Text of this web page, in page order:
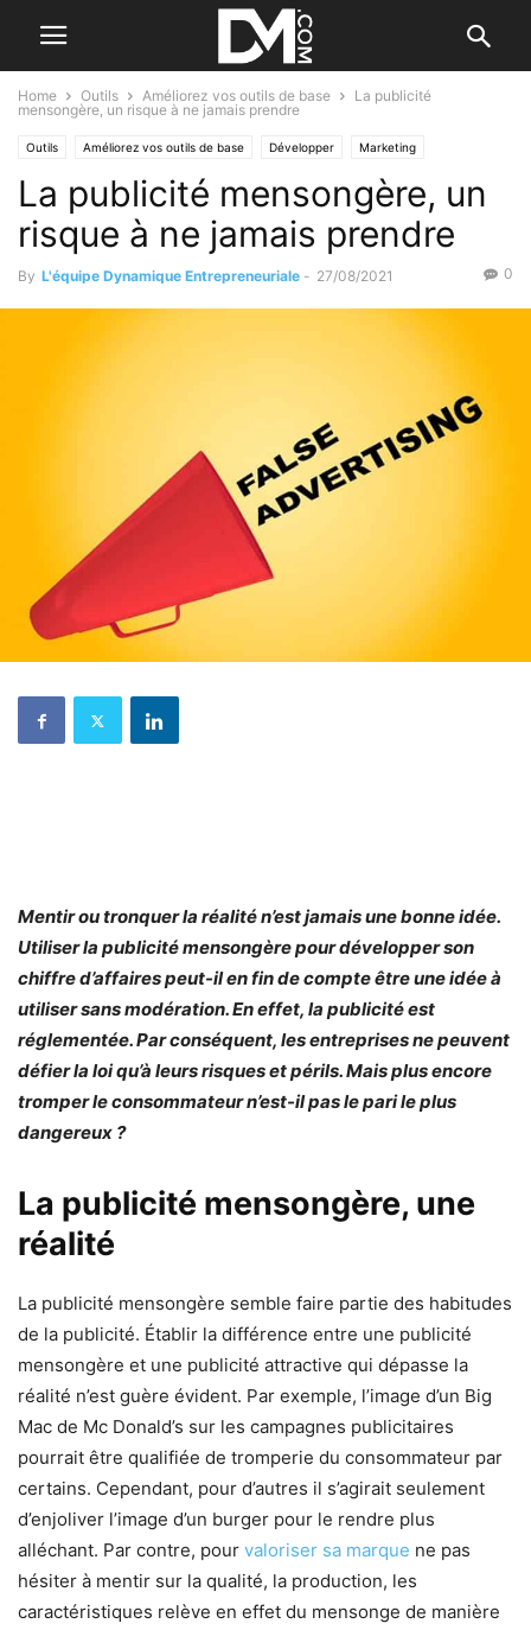
Home Outils Améliorez vos outils de base
La publicité
mensongère, un risque à ne jamais prendre
Outils Améliorez vos outils de base Développer Marketing
La publicité mensongère, un
risque à ne jamais prendre
By L'équipe Dynamique Entrepreneuriale - 27/08/2021 0
Mentir ou tronquer la réalité n’est jamais une bonne idée.
Utiliser la publicité mensongère pour développer son
chiffre d’affaires peut-il en fin de compte être une idée à
utiliser sans modération. En effet, la publicité est
réglementée. Par conséquent, les entreprises ne peuvent
défier la loi qu’à leurs risques et périls. Mais plus encore
tromper le consommateur n’est-il pas le pari le plus
dangereux ?
La publicité mensongère, une
réalité
La publicité mensongère semble faire partie des habitudes
de la publicité. Établir la différence entre une publicité
mensongère et une publicité attractive qui dépasse la
réalité n’est guère évident. Par exemple, l’image d’un Big
Mac de Mc Donald’s sur les campagnes publicitaires
pourrait être qualifiée de tromperie du consommateur par
certains. Cependant, pour d’autres il s’agirait seulement
d’enjoliver l’image d’un burger pour le rendre plus
alléchant. Par contre, pour valoriser sa marque ne pas
hésiter à mentir sur la qualité, la production, les
caractéristiques relève en effet du mensonge de manière